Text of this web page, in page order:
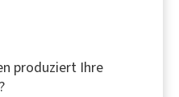
produziert Ihre